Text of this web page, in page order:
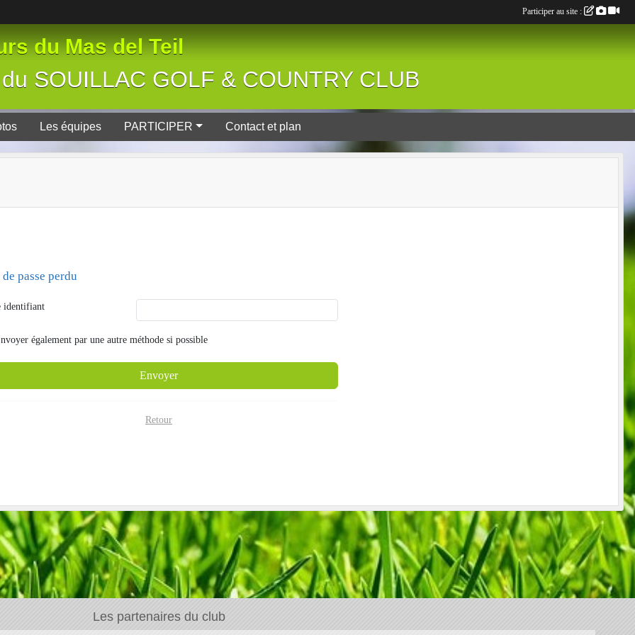
du Mas del Teil
SOUILLAC GOLF & COUNTRY CLUB
Les équipes PARTICIPER Contact et plan
passe perdu
identifiant
également par une autre méthode si possible
Envoyer
Retour
Les partenaires du club
Participer au site :